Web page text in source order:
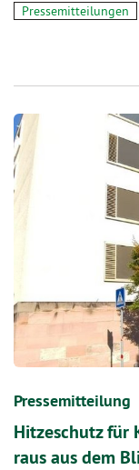
Pressemitteilungen
Pressemitteilung
Hitzeschutz für
raus aus dem